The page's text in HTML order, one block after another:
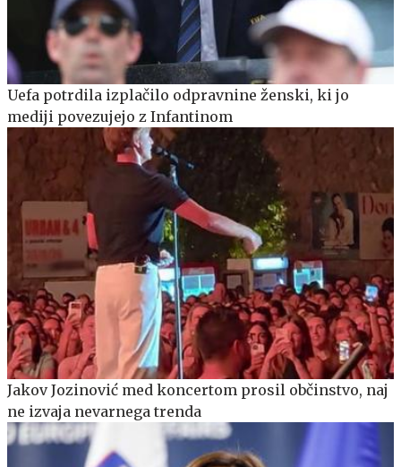
Uefa potrdila izplačilo odpravnine ženski, ki jo
mediji povezujejo z Infantinom
Jakov Jozinović med koncertom prosil občinstvo, naj
ne izvaja nevarnega trenda